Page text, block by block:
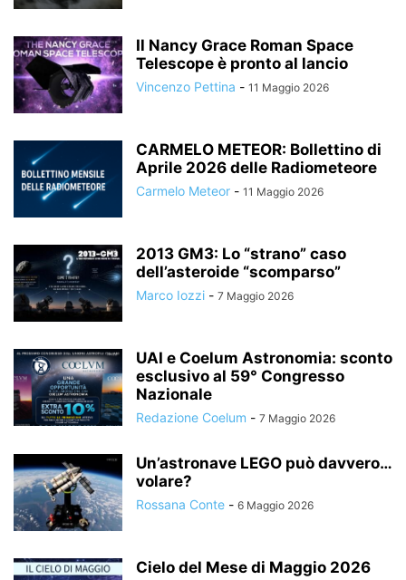
Il Nancy Grace Roman Space
Telescope è pronto al lancio
Vincenzo Pettina - 11 Maggio 2026
CARMELO METEOR: Bollettino di
Aprile 2026 delle Radiometeore
Carmelo Meteor - 11 Maggio 2026
2013 GM3: Lo “strano” caso
dell’asteroide “scomparso”
Marco Iozzi - 7 Maggio 2026
UAI e Coelum Astronomia: sconto
esclusivo al 59° Congresso
Nazionale
Redazione Coelum - 7 Maggio 2026
Un’astronave LEGO può davvero…
volare?
Rossana Conte - 6 Maggio 2026
Cielo del Mese di Maggio 2026